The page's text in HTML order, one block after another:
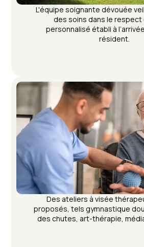
L'équipe soignante dévouée
des soins dans le
personnalisé établi à
résident.
Des ateliers à visée
proposés, tels gymnastique
des chutes, art-thérapie,